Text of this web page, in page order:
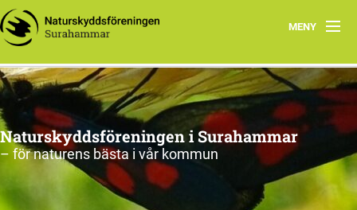
MENY
Hem
Om oss
Aktiviteter
Naturskyddsföreningen i Surahammar
– för naturens bästa i vår kommun